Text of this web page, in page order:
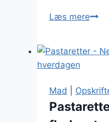
Læs mere
Mad